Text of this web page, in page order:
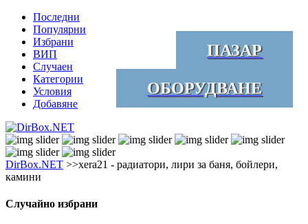
Последни
Популярни
Избрани
ВИП
Случаен
Категории
Условия
Добавяне
ПАЗАР
ОБОРУДВАНЕ
DirBox.NET >>xera21 - радиатори, лири за баня, бойлери,
камини
Случайно избрани